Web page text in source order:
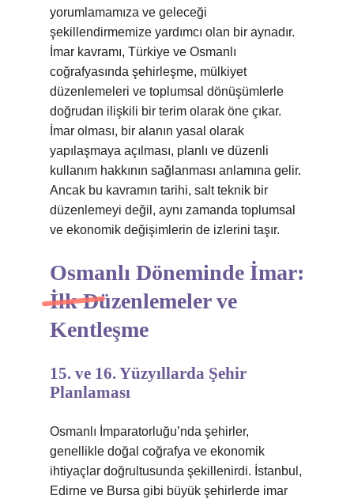
yorumlamamıza ve geleceği
şekillendirmemize yardımcı olan bir aynadır.
İmar kavramı, Türkiye ve Osmanlı
coğrafyasında şehirleşme, mülkiyet
düzenlemeleri ve toplumsal dönüşümlerle
doğrudan ilişkili bir terim olarak öne çıkar.
İmar olması, bir alanın yasal olarak
yapılaşmaya açılması, planlı ve düzenli
kullanım hakkının sağlanması anlamına gelir.
Ancak bu kavramın tarihi, salt teknik bir
düzenlemeyi değil, aynı zamanda toplumsal
ve ekonomik değişimlerin de izlerini taşır.
Osmanlı Döneminde İmar:
İlk Düzenlemeler ve
Kentleşme
15. ve 16. Yüzyıllarda Şehir
Planlaması
Osmanlı İmparatorluğu’nda şehirler,
genellikle doğal coğrafya ve ekonomik
ihtiyaçlar doğrultusunda şekillenirdi. İstanbul,
Edirne ve Bursa gibi büyük şehirlerde imar